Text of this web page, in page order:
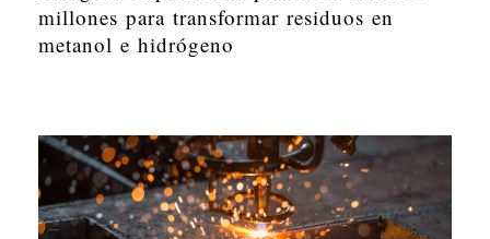
millones para transformar residuos en
metanol e hidrógeno